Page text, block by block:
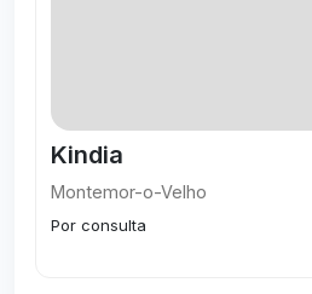
Kindia
Montemor-o-Velho
Por consulta